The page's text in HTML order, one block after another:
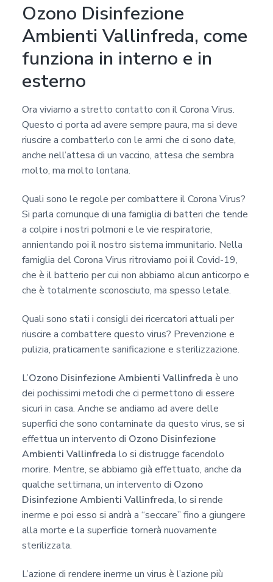
Ozono Disinfezione
Ambienti Vallinfreda, come
funziona in interno e in
esterno
Ora viviamo a stretto contatto con il Corona Virus.
Questo ci porta ad avere sempre paura, ma si deve
riuscire a combatterlo con le armi che ci sono date,
anche nell’attesa di un vaccino, attesa che sembra
molto, ma molto lontana.
Quali sono le regole per combattere il Corona Virus?
Si parla comunque di una famiglia di batteri che tende
a colpire i nostri polmoni e le vie respiratorie,
annientando poi il nostro sistema immunitario. Nella
famiglia del Corona Virus ritroviamo poi il Covid-19,
che è il batterio per cui non abbiamo alcun anticorpo e
che è totalmente sconosciuto, ma spesso letale.
Quali sono stati i consigli dei ricercatori attuali per
riuscire a combattere questo virus? Prevenzione e
pulizia, praticamente sanificazione e sterilizzazione.
L’Ozono Disinfezione Ambienti Vallinfreda è uno
dei pochissimi metodi che ci permettono di essere
sicuri in casa. Anche se andiamo ad avere delle
superfici che sono contaminate da questo virus, se si
effettua un intervento di Ozono Disinfezione
Ambienti Vallinfreda lo si distrugge facendolo
morire. Mentre, se abbiamo già effettuato, anche da
qualche settimana, un intervento di Ozono
Disinfezione Ambienti Vallinfreda, lo si rende
inerme e poi esso si andrà a “seccare” fino a giungere
alla morte e la superficie tornerà nuovamente
sterilizzata.
L’azione di rendere inerme un virus è l’azione più